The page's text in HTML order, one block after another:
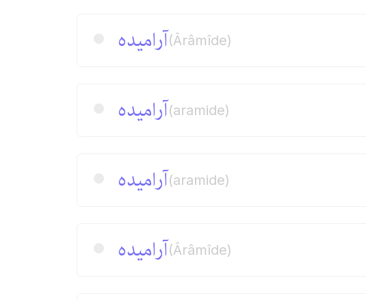
آرامیده(Ârâmîde)
آرامیده(aramide)
آرامیده(aramide)
آرامیده(Ârâmîde)